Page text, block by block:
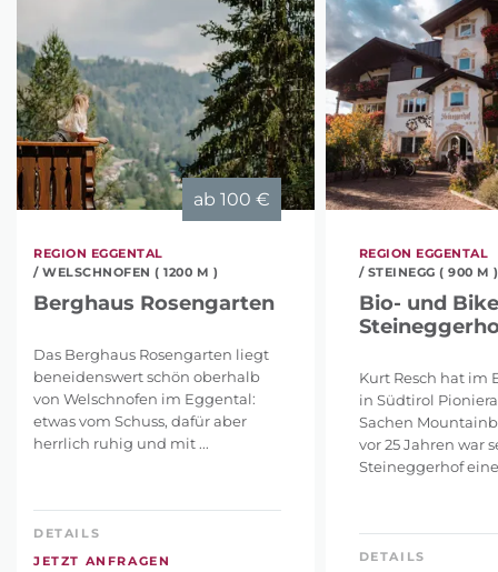
ab 100 €
REGION EGGENTAL
/ WELSCHNOFEN ( 1200 M )
Berghaus Rosengarten
Das Berghaus Rosengarten liegt
beneidenswert schön oberhalb
von Welschnofen im Eggental:
etwas vom Schuss, dafür aber
herrlich ruhig und mit ...
DETAILS
JETZT ANFRAGEN
REGION EGGENTAL
/ STEINEGG ( 900 M )
Bio- und
Kurt Resch hat im
in Südtirol
Sachen
vor 25 Jahren war
Steineggerhof
DETAILS